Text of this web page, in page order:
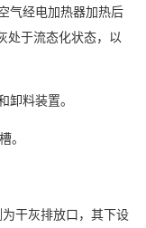
经电加热器加热后
处于流态化状态，以
料装置。
。
干灰排放口，其下设